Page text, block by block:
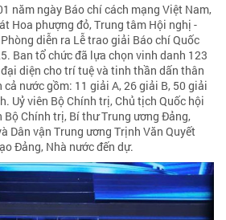
năm ngày Báo chí cách mạng Việt Nam,
Hoa phượng đỏ, Trung tâm Hội nghị -
diễn ra Lễ trao giải Báo chí Quốc
Ban tổ chức đã lựa chọn vinh danh 123
diện cho trí tuệ và tinh thần dấn thân
nước gồm: 11 giải A, 26 giải B, 50 giải
Uỷ viên Bộ Chính trị, Chủ tịch Quốc hội
Bộ Chính trị, Bí thư Trung ương Đảng,
Dân vận Trung ương Trịnh Văn Quyết
Đảng, Nhà nước đến dự.